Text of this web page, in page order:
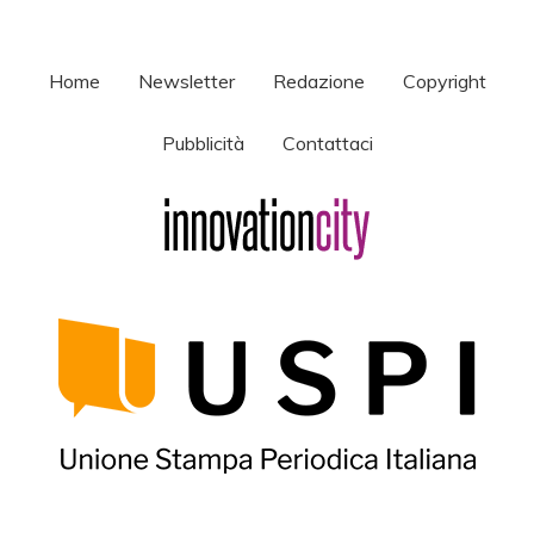
Home Newsletter Redazione Copyright
Pubblicità Contattaci